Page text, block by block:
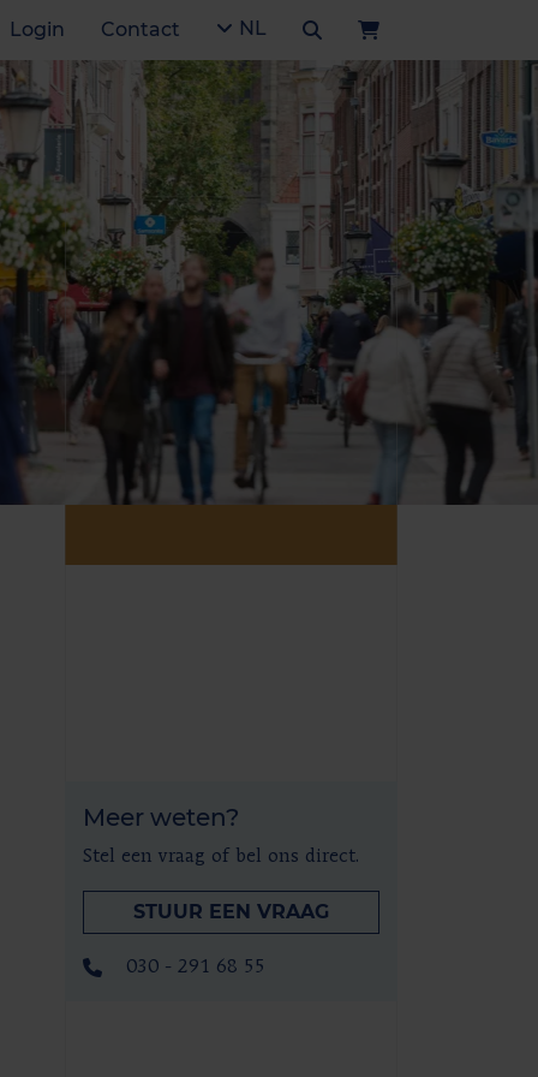
Login Contact NL
Meer weten?
Stel een vraag of bel ons direct.
STUUR EEN VRAAG
030 - 291 68 55